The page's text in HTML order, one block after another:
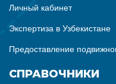
Личный кабинет
Экспертиза в Узбекистане
Предоставление
СПРАВОЧНИКИ